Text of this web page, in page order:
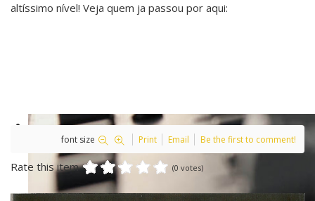
altíssimo nível! Veja quem ja passou por aqui:
font size Print Email Be the first to comment!
Rate this item (0 votes)